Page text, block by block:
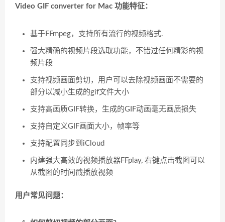
Video GIF converter for Mac 功能特征：
基于FFmpeg，支持所有流行的视频格式.
强大精确的视频片段选取功能，不错过任何精彩的视
频片段
支持视频画面剪切，用户可以去除视频画面不需要的
部分以减小生成的gif文件大小
支持高画质GIF转换，生成的GIF动画毫无画质损失
支持自定义GIF画面大小，帧率等
支持配置同步到iCloud
内建强大高效的视频播放器FFplay, 右键点击截图可以
从截图的时间戳播放视频
用户常见问题：